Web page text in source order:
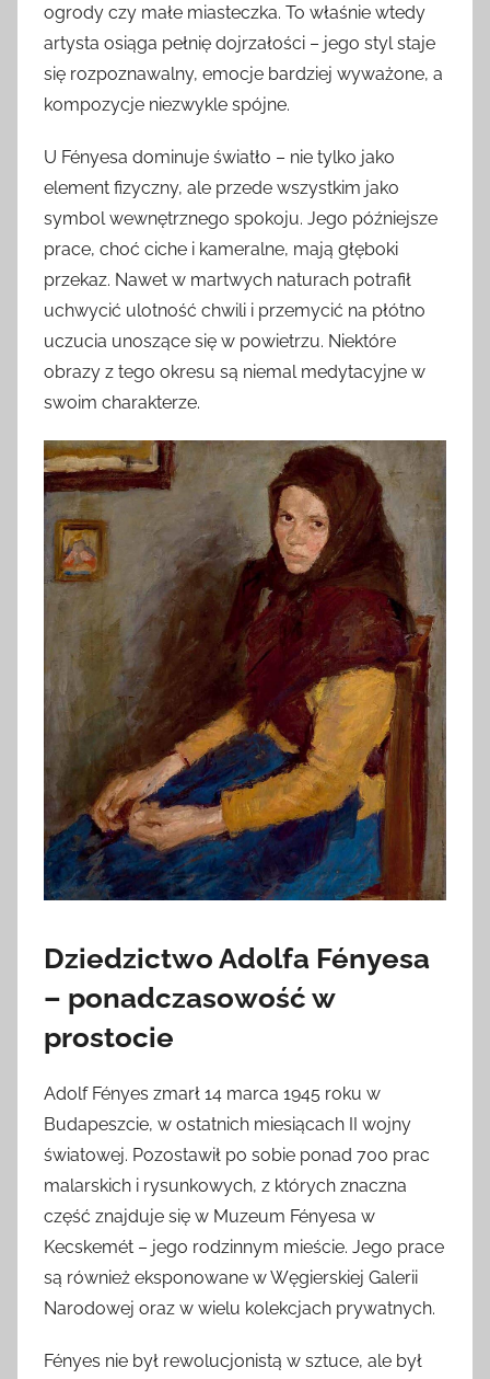
ogrody czy małe miasteczka. To właśnie wtedy
artysta osiąga pełnię dojrzałości – jego styl staje
się rozpoznawalny, emocje bardziej wyważone, a
kompozycje niezwykle spójne.
U Fényesa dominuje światło – nie tylko jako
element fizyczny, ale przede wszystkim jako
symbol wewnętrznego spokoju. Jego późniejsze
prace, choć ciche i kameralne, mają głęboki
przekaz. Nawet w martwych naturach potrafił
uchwycić ulotność chwili i przemycić na płótno
uczucia unoszące się w powietrzu. Niektóre
obrazy z tego okresu są niemal medytacyjne w
swoim charakterze.
Dziedzictwo Adolfa Fényesa
– ponadczasowość w
prostocie
Adolf Fényes zmarł 14 marca 1945 roku w
Budapeszcie, w ostatnich miesiącach II wojny
światowej. Pozostawił po sobie ponad 700 prac
malarskich i rysunkowych, z których znaczna
część znajduje się w Muzeum Fényesa w
Kecskemét – jego rodzinnym mieście. Jego prace
są również eksponowane w Węgierskiej Galerii
Narodowej oraz w wielu kolekcjach prywatnych.
Fényes nie był rewolucjonistą w sztuce, ale był